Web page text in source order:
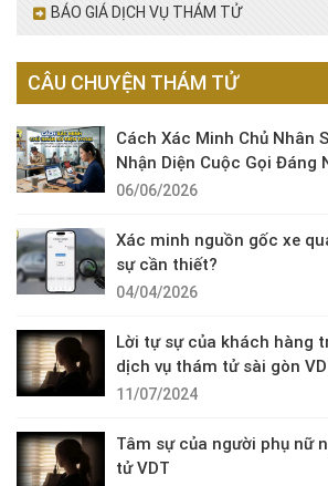
BÁO GIÁ DỊCH VỤ THÁM TỬ
CÂU CHUYỆN THÁM TỬ
Cách Xác Minh Chủ Nhân
Nhận Diện Cuộc Gọi Đáng
06/06/2026
Xác minh nguồn gốc xe
sự cần thiết?
04/04/2026
Lời tự sự của khách hàng
dịch vụ thám tử sài gòn
11/07/2024
Tâm sự của người phụ nữ
tử VDT